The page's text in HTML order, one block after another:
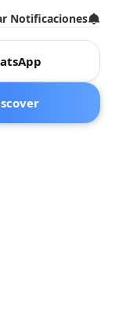
Notificaciones